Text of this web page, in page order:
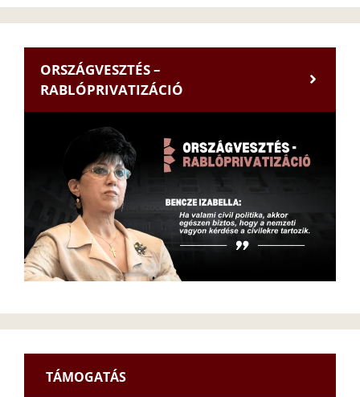
ORSZÁGVESZTÉS –
RABLÓPRIVATIZÁCIÓ
TÁMOGATÁS